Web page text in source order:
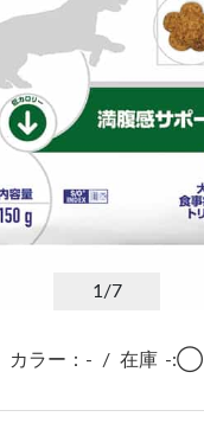
1 /7
カラー：- / 在庫 -:◯